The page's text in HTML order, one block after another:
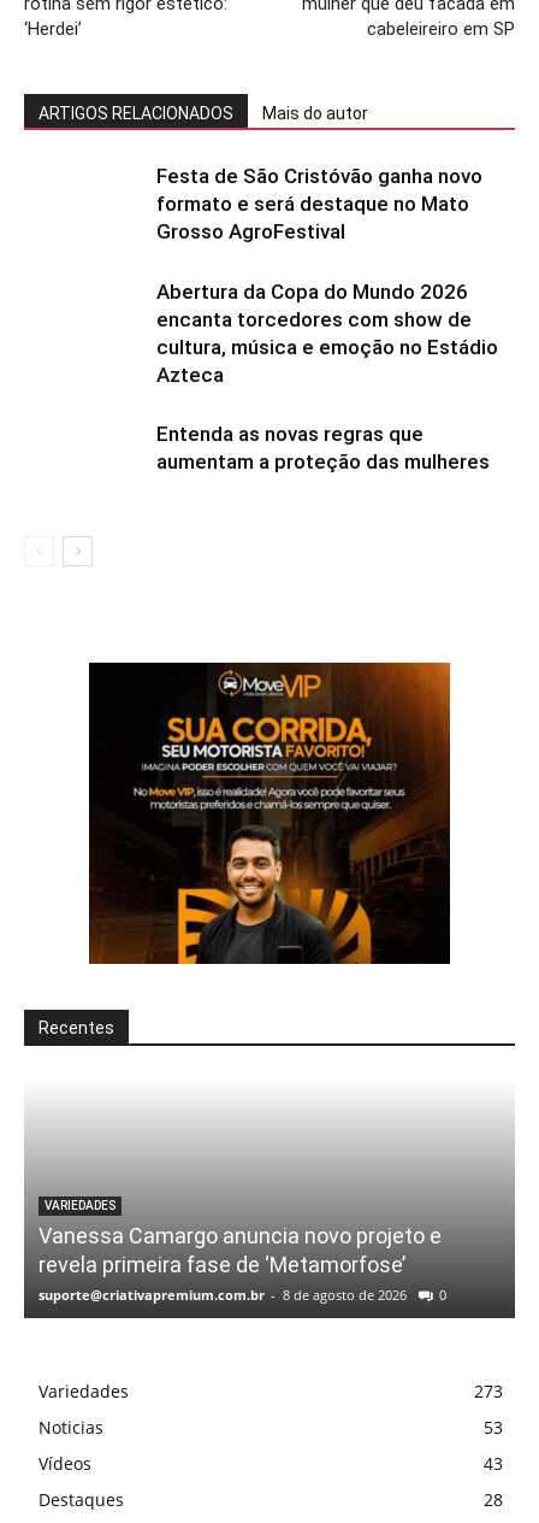
‘Herdei’
cabeleireiro em SP
ARTIGOS RELACIONADOS Mais do autor
Festa de São Cristóvão ganha novo
formato e será destaque no Mato
Grosso AgroFestival
Abertura da Copa do Mundo 2026
encanta torcedores com show de
cultura, música e emoção no Estádio
Azteca
Entenda as novas regras que
aumentam a proteção das mulheres
Recentes
VARIEDADES
Vanessa Camargo anuncia novo projeto e
revela primeira fase de ‘Metamorfose’
suporte@criativapremium.com.br - 8 de agosto de 2026 0
Variedades
273
Noticias
53
Vídeos
43
Destaques
28